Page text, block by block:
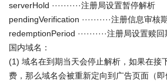
serverHold ··········注册局设置暂停解析
pendingVerification ··········注册信息审核
redemptionPeriod ··········注册局设置赎回
国内域名：
(1) 域名在到期当天会停止解析，如果在接
费，那么域名会被重新定向到广告页面（